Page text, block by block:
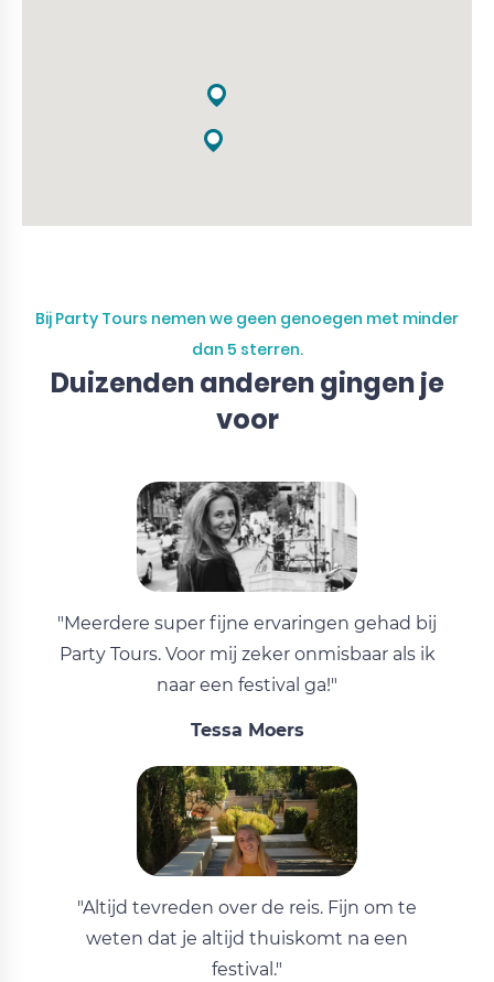
Bij Party Tours nemen we geen genoegen met minder
dan 5 sterren.
Duizenden anderen gingen je
voor
"Meerdere super fijne ervaringen gehad bij
Party Tours. Voor mij zeker onmisbaar als ik
naar een festival ga!"
Tessa Moers
"Altijd tevreden over de reis. Fijn om te
weten dat je altijd thuiskomt na een
festival."